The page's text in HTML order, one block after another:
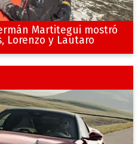
Martitegui mostró
Lorenzo y Lautaro